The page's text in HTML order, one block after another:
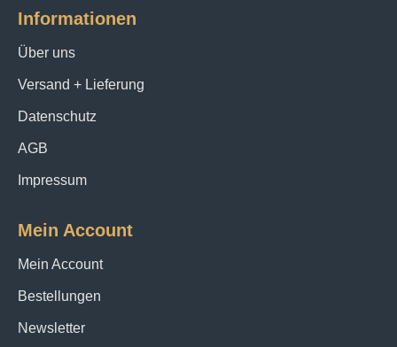
Informationen
Über uns
Versand + Lieferung
Datenschutz
AGB
Impressum
Mein Account
Mein Account
Bestellungen
Newsletter